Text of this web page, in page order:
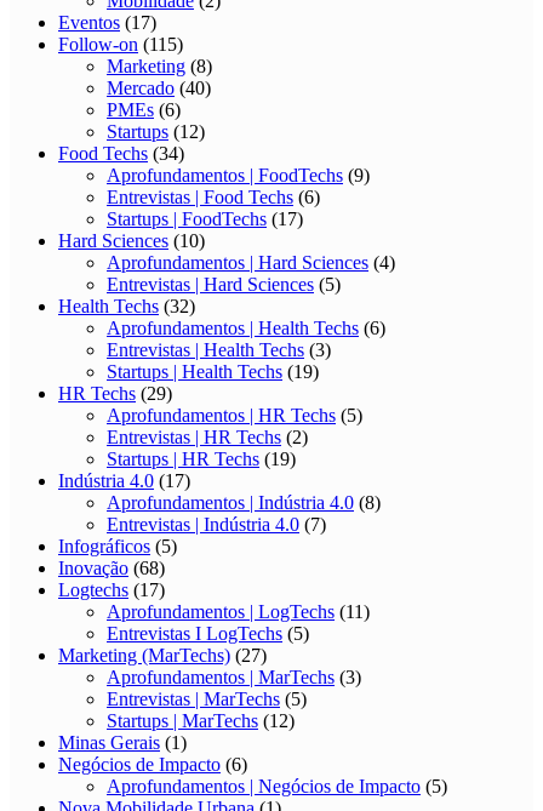
Eventos (17)
Follow-on (115)
Marketing (8)
Mercado (40)
PMEs (6)
Startups (12)
Food Techs (34)
Aprofundamentos | FoodTechs (9)
Entrevistas | Food Techs (6)
Startups | FoodTechs (17)
Hard Sciences (10)
Aprofundamentos | Hard Sciences (4)
Entrevistas | Hard Sciences (5)
Health Techs (32)
Aprofundamentos | Health Techs (6)
Entrevistas | Health Techs (3)
Startups | Health Techs (19)
HR Techs (29)
Aprofundamentos | HR Techs (5)
Entrevistas | HR Techs (2)
Startups | HR Techs (19)
Indústria 4.0 (17)
Aprofundamentos | Indústria 4.0 (8)
Entrevistas | Indústria 4.0 (7)
Infográficos (5)
Inovação (68)
Logtechs (17)
Aprofundamentos | LogTechs (11)
Entrevistas I LogTechs (5)
Marketing (MarTechs) (27)
Aprofundamentos | MarTechs (3)
Entrevistas | MarTechs (5)
Startups | MarTechs (12)
Minas Gerais (1)
Negócios de Impacto (6)
Aprofundamentos | Negócios de Impacto (5)